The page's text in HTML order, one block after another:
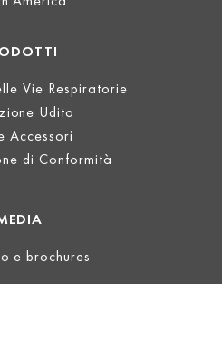
Vie Respiratorie
Udito
Accessori
di Conformità
e brochures